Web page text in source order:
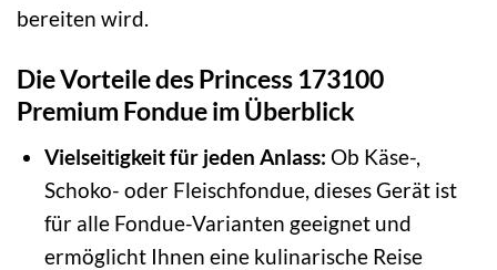
bereiten wird.
Die Vorteile des Princess 173100
Premium Fondue im Überblick
Vielseitigkeit für jeden Anlass: Ob Käse-,
Schoko- oder Fleischfondue, dieses Gerät ist
für alle Fondue-Varianten geeignet und
ermöglicht Ihnen eine kulinarische Reise